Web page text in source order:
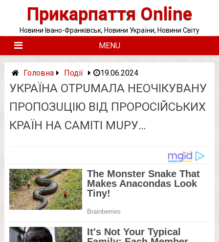
Прикарпаття Online
Новини Івано-Франківськ, Новини України, Новини Світу
MENU
Головна Події 19.06.2024
УКРАЇНА ОТРUМАЛА НEОЧIКУВАНУ
ПРОПОЗUЦIЮ ВIД ПРОРОСIЙСЬКИХ
КРАЇН НА САМIТI МUРУ…